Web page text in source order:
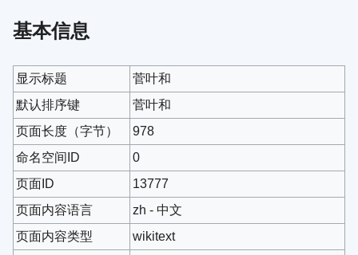
基本信息
显示标题
菅叶和
默认排序键
菅叶和
页面长度（字节）
978
命名空间ID
0
页面ID
13777
页面内容语言
zh - 中文
页面内容类型
wikitext